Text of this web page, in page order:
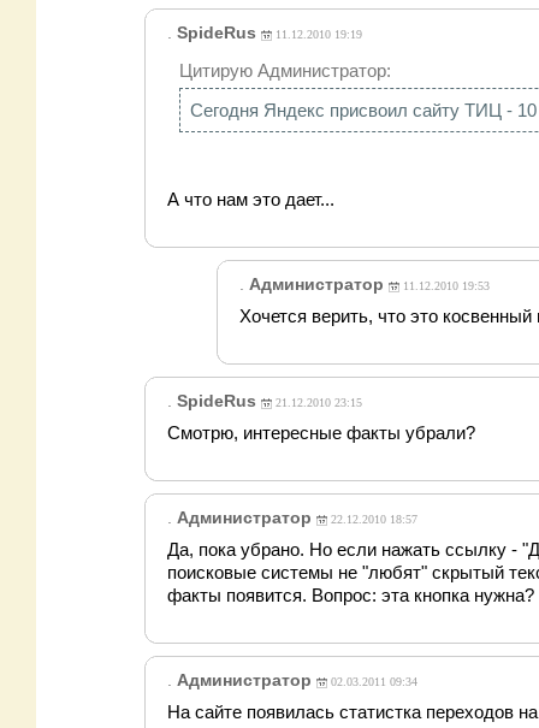
SpideRus 11.12.2010 19:19
Цитирую Администратор:
Сегодня Яндекс присвоил сайту ТИЦ -
А что нам это дает...
Администратор 11.12.2010 19:53
Хочется верить, что это косвенный
SpideRus 21.12.2010 23:15
Смотрю, интересные факты убрали?
Администратор 22.12.2010 18:57
Да, пока убрано. Но если нажать ссылку -
поисковые системы не "любят" скрытый
факты появится. Вопрос: эта кнопка
Администратор 02.03.2011 09:34
На сайте появилась статистка переходов